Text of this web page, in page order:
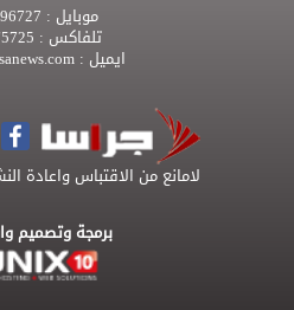
موبايل :
تلفاكس :
ايميل :
لامانع من الاقتباس واعادة
برمجة وتصميم